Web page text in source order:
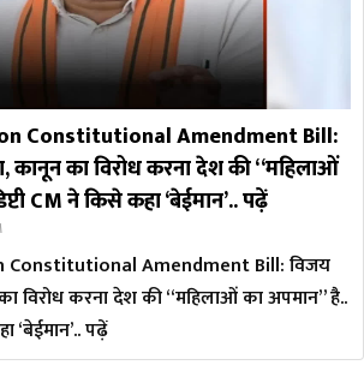
Constitutional Amendment Bill:
कानून का विरोध करना देश की “महिलाओं
CM ने किसे कहा ‘बेईमान’.. पढ़ें
Constitutional Amendment Bill: विजय
विरोध करना देश की “महिलाओं का अपमान” है..
‘बेईमान’.. पढ़ें